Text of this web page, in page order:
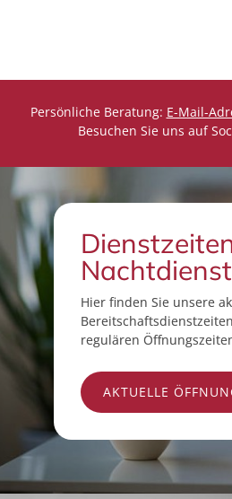
Persönliche Beratung: E-Mail-
Besuchen Sie uns auf
Nachtdienst
Hier finden Sie unsere
regulären
AKTUELLE